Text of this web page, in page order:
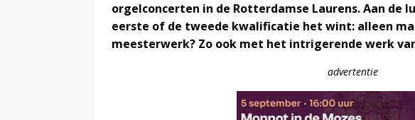
orgelconcerten in de Rotterdamse Laurens. Aan de
eerste of de tweede kwalificatie het wint: alleen
meesterwerk? Zo ook met het intrigerende werk
advertentie